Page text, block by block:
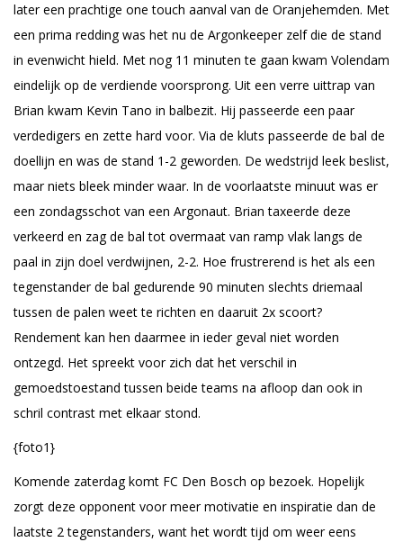
later een prachtige one touch aanval van de Oranjehemden. Met
een prima redding was het nu de Argonkeeper zelf die de stand
in evenwicht hield. Met nog 11 minuten te gaan kwam Volendam
eindelijk op de verdiende voorsprong. Uit een verre uittrap van
Brian kwam Kevin Tano in balbezit. Hij passeerde een paar
verdedigers en zette hard voor. Via de kluts passeerde de bal de
doellijn en was de stand 1-2 geworden. De wedstrijd leek beslist,
maar niets bleek minder waar. In de voorlaatste minuut was er
een zondagsschot van een Argonaut. Brian taxeerde deze
verkeerd en zag de bal tot overmaat van ramp vlak langs de
paal in zijn doel verdwijnen, 2-2. Hoe frustrerend is het als een
tegenstander de bal gedurende 90 minuten slechts driemaal
tussen de palen weet te richten en daaruit 2x scoort?
Rendement kan hen daarmee in ieder geval niet worden
ontzegd. Het spreekt voor zich dat het verschil in
gemoedstoestand tussen beide teams na afloop dan ook in
schril contrast met elkaar stond.
{foto1}
Komende zaterdag komt FC Den Bosch op bezoek. Hopelijk
zorgt deze opponent voor meer motivatie en inspiratie dan de
laatste 2 tegenstanders, want het wordt tijd om weer eens